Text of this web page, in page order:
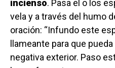
incienso. Pasa el o los
vela y a través del humo
oración: “Infundo este
llameante para que
negativa exterior. Paso